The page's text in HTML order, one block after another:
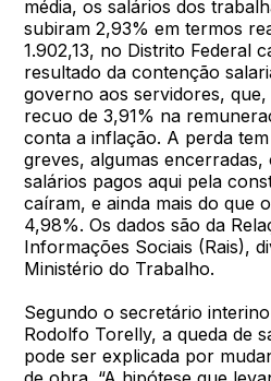
média, os salários dos
subiram 2,93% em termos
1.902,13, no Distrito Federal
resultado da contenção
governo aos servidores,
recuo de 3,91% na
conta a inflação. A perda
greves, algumas
salários pagos aqui pela
caíram, e ainda mais do que
4,98%. Os dados são da
Informações Sociais (Rais),
Ministério do Trabalho.
Segundo o secretário
Rodolfo Torelly, a queda de
pode ser explicada por